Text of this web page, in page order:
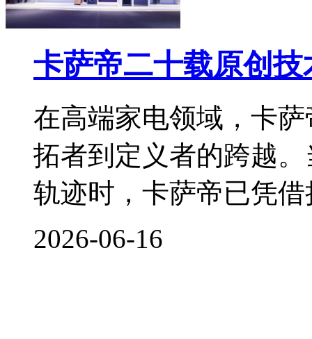
卡萨帝二十载原创
在高端家电领域，卡
拓者到定义者的跨越
轨迹时，卡萨帝已凭
2026-06-16